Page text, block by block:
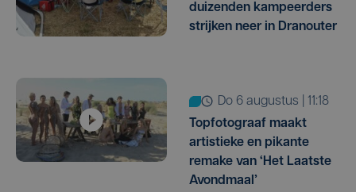
duizenden kampeerders
strijken neer in Dranouter
do 6 augustus | 11:18
Topfotograaf maakt
artistieke en pikante
remake van ‘Het Laatste
Avondmaal’